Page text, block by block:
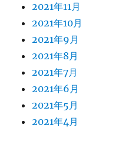
2021年11月
2021年10月
2021年9月
2021年8月
2021年7月
2021年6月
2021年5月
2021年4月